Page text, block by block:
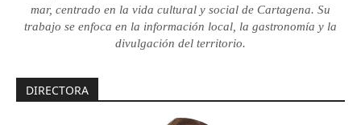
mar, centrado en la vida cultural y social de Cartagena. Su
trabajo se enfoca en la información local, la gastronomía y la
divulgación del territorio.
DIRECTORA